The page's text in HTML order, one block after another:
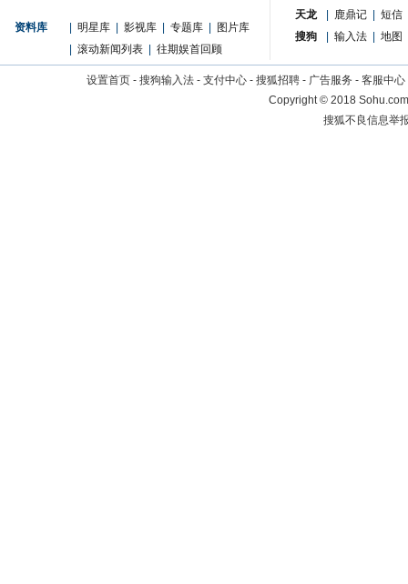
资料库 明星库 影视库 专题库
图片库
滚动新闻列表 往期娱首回顾
天龙
鹿鼎记
短信
搜狗
输入法 地图
设置首页 - 搜狗输入法 - 支付中心 - 搜狐招聘 - 广告服务 - 客服中心
Copyright©2018
搜狐不良信息举